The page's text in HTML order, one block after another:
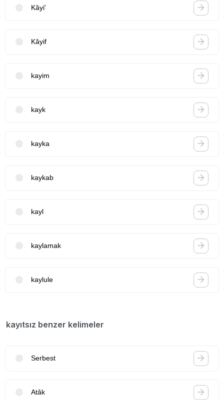
Kâyi'
Kâyif
kayim
kayk
kayka
kaykab
kayl
kaylamak
kaylule
kayıtsız benzer kelimeler
Serbest
Atâk